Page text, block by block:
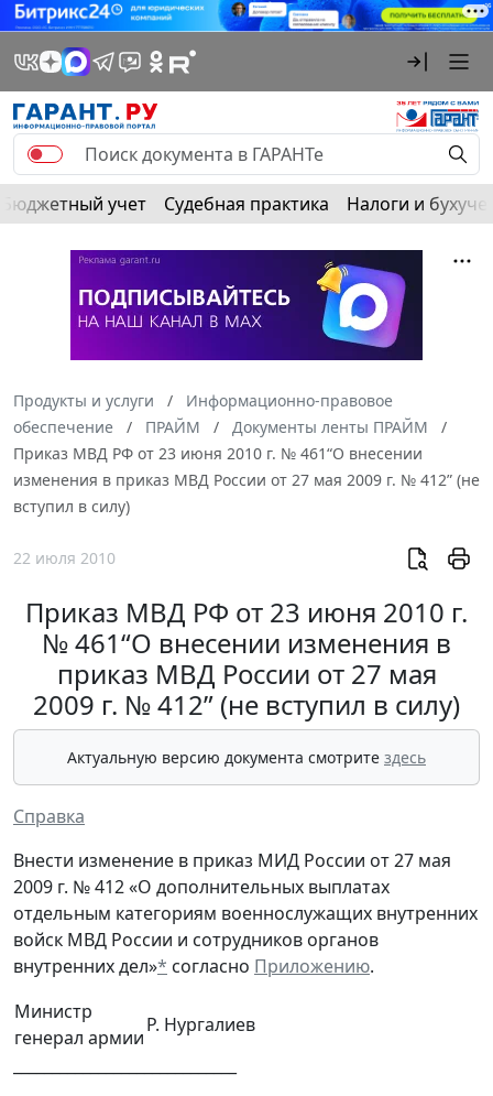
Бюджетный учет Судебная практика Налоги и
Продукты и услуги
Информационно-правовое
обеспечение
ПРАЙМ
Документы ленты ПРАЙМ
Приказ МВД РФ от 23 июня 2010 г. № 461“О внесении
изменения в приказ МВД России от 27 мая 2009 г. № 412” (не
вступил в силу)
22 июля 2010
Приказ МВД РФ от 23 июня 2010 г.
№ 461“О внесении изменения в
приказ МВД России от 27 мая
2009 г. № 412” (не вступил в силу)
Актуальную версию документа смотрите здесь
Справка
Внести изменение в приказ МИД России от 27 мая
2009 г. № 412 «О дополнительных выплатах
отдельным категориям военнослужащих внутренних
войск МВД России и сотрудников органов
внутренних дел»* согласно Приложению.
Министр
генерал армии
Р. Нургалиев